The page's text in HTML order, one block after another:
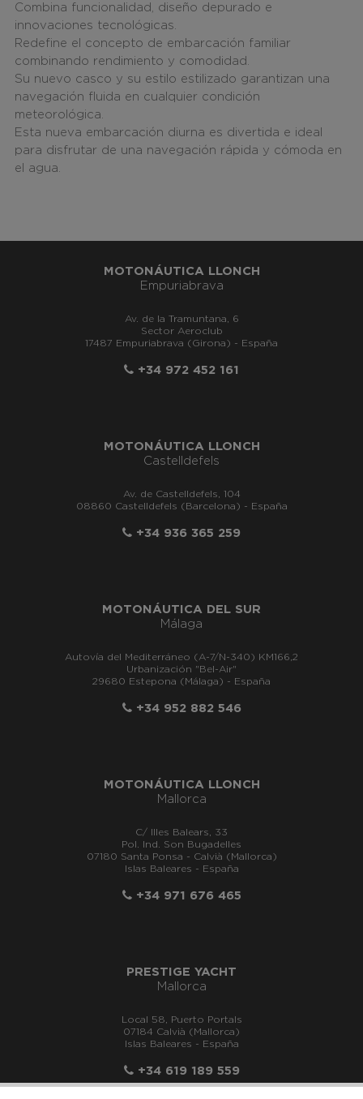
Combina funcionalidad, diseño depurado e
innovaciones tecnológicas.
Redefine el concepto de embarcación familiar
combinando rendimiento y comodidad.
Su nuevo casco y su estilo estilizado garantizan una
navegación fluida en cualquier condición
meteorológica.
Esta nueva embarcación diurna es divertida e ideal
para disfrutar de una navegación rápida y cómoda en
el agua.
MOTONÁUTICA LLONCH
Empuriabrava
Av. de la Tramuntana, 6
Sector Aeroclub
17487 Empuriabrava (Girona) - España
+34 972 452 161
MOTONÁUTICA LLONCH
Castelldefels
Av. de Castelldefels, 104
08860 Castelldefels (Barcelona) - España
+34 936 365 259
MOTONÁUTICA DEL SUR
Málaga
Autovía del Mediterráneo (A-7/N-340) KM166,2
Urbanización "Bel-Air"
29680 Estepona (Málaga) - España
+34 952 882 546
MOTONÁUTICA LLONCH
Mallorca
C/ Illes Balears, 33
Pol. Ind. Son Bugadelles
07180 Santa Ponsa - Calvià (Mallorca)
Islas Baleares - España
+34 971 676 465
PRESTIGE YACHT
Mallorca
Local 58, Puerto Portals
07184 Calvià (Mallorca)
Islas Baleares - España
+34 619 189 559